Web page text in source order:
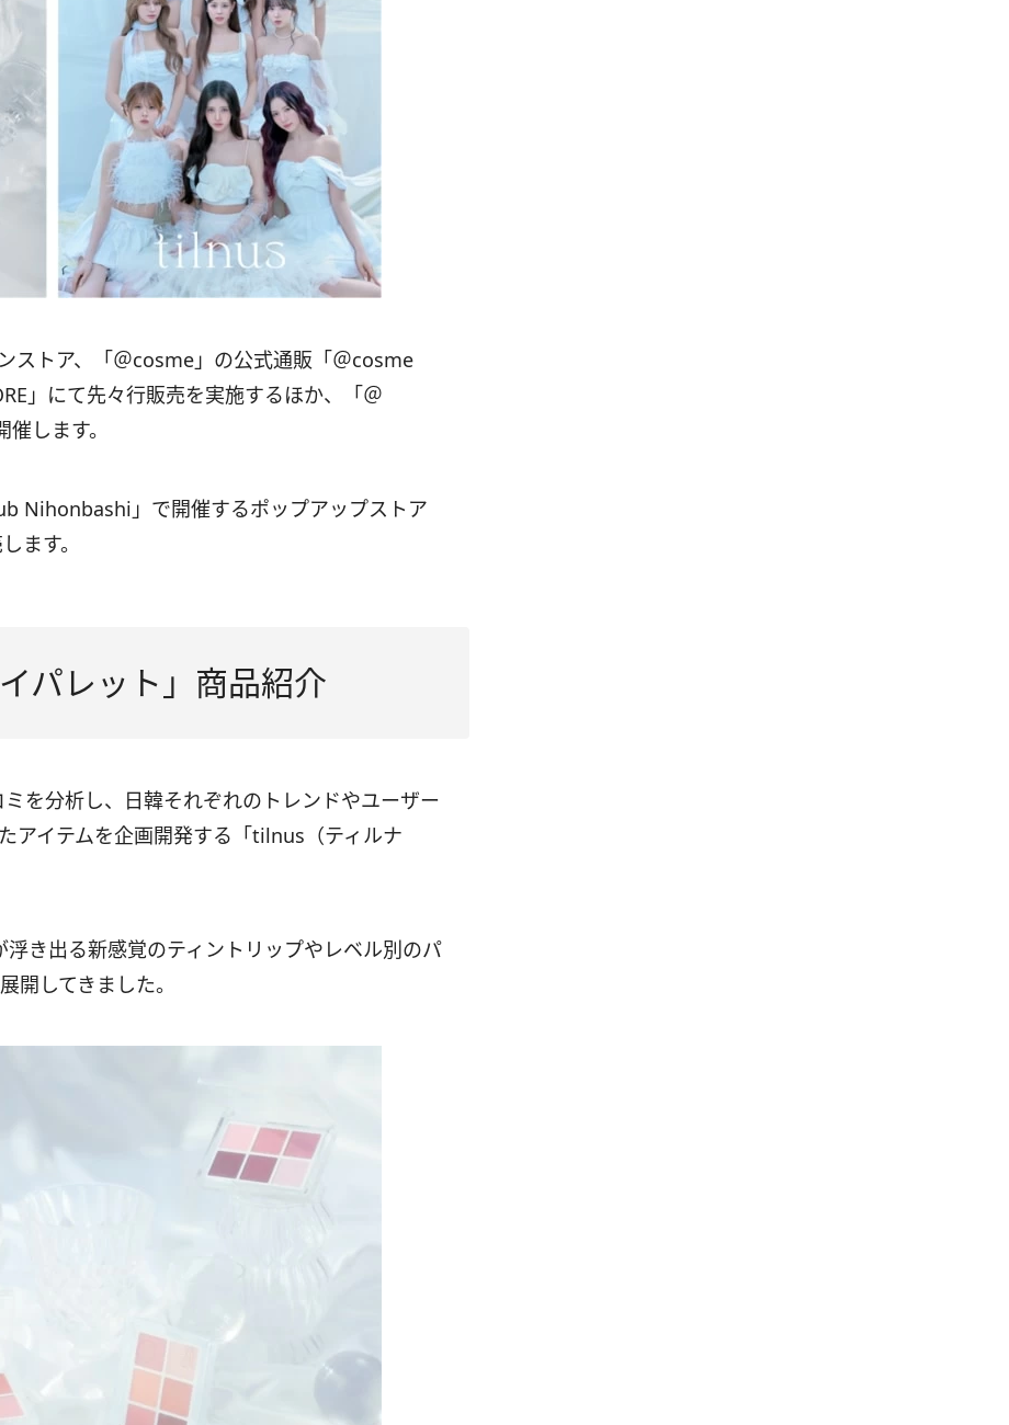
ストア、「＠cosme」の公式通販「＠cosme
」にて先々行販売を実施するほか、「＠
します。
Nihonbashi」で開催するポップアップストア
ます。
パレット」商品紹介
を分析し、日韓それぞれのトレンドやユーザー
アイテムを企画開発する「tilnus（ティルナ
き出る新感覚のティントリップやレベル別のパ
開してきました。